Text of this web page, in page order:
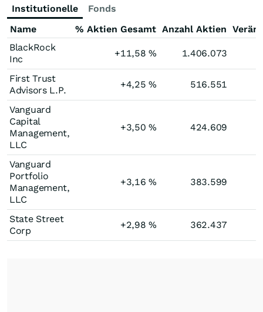
Institutionelle
Fonds
Name
% Aktien Gesamt Anzahl Aktien
BlackRock
Inc
+11,58% 1.406.073
First Trust
Advisors L.P.
+4,25% 516.551
Vanguard
Capital
Management,
LLC
+3,50% 424.609
Vanguard
Portfolio
Management,
LLC
+3,16% 383.599
State Street
Corp
+2,98% 362.437